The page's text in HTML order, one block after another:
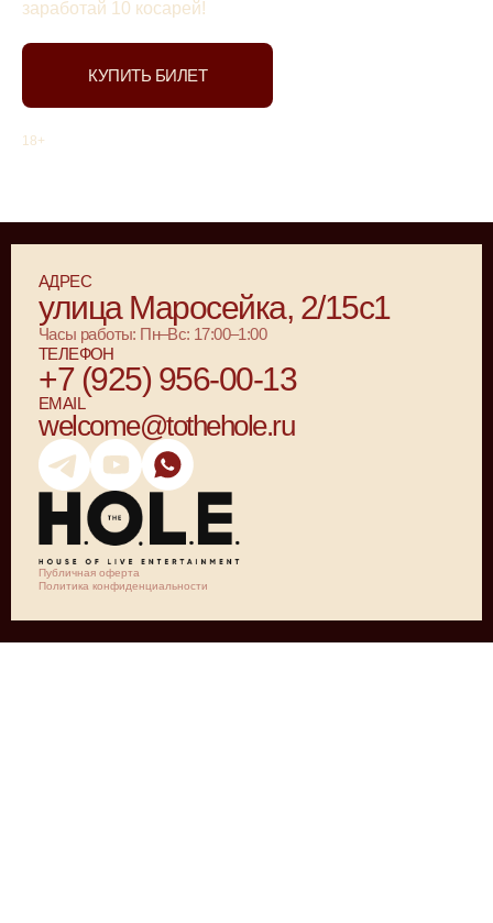
заработай 10 косарей!
КУПИТЬ БИЛЕТ
18+
АДРЕС
улица Маросейка, 2/15с1
Часы работы: Пн–Вс: 17:00–1:00
ТЕЛЕФОН
+7 (925) 956-00-13
EMAIL
welcome@tothehole.ru
Публичная оферта
Политика конфиденциальности